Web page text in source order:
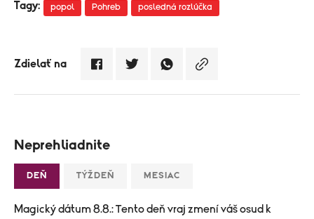
Tagy: popol Pohreb posledná rozlúčka
Zdielať na
Neprehliadnite
DEŇ TÝŽDEŇ MESIAC
Magický dátum 8.8.: Tento deň vraj zmení váš osud k